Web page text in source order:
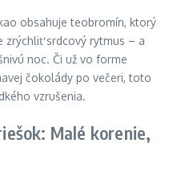
obsahuje teobromín, ktorý
zrýchliť srdcový rytmus – a
noc. Či už vo forme
čokolády po večeri, toto
vzrušenia.
Malé korenie,